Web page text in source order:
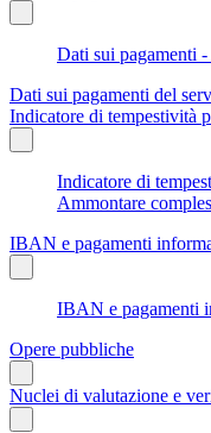
Dati sui pagamenti
Dati sui pagamenti del
Indicatore di tempestività
Indicatore di
Ammontare
IBAN e pagamenti
IBAN e pagamenti
Opere pubbliche
Nuclei di valutazione e